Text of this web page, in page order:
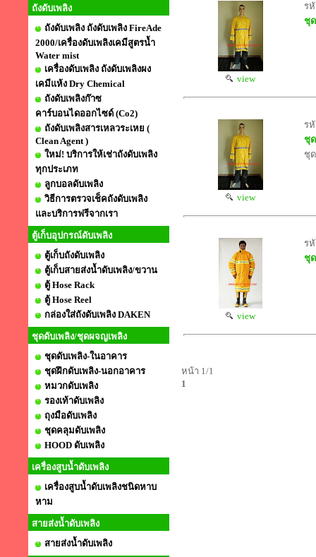
ถังดับเพลิง
ถังดับเพลิง ถังดับเพลิง FireAde
2000/เครื่องดับเพลิงเคมีสูตรน้ำ
Water mist
เครื่องดับเพลิง ถังดับเพลิงผง
เคมีแห้ง Dry Chemical
ถังดับเพลิงก๊าซ
คาร์บอนไดออกไซด์ (Co2)
ถังดับเพลิงสารเหลวระเหย (
Clean Agent )
ใหม่! บริการให้เช่าถังดับเพลิง
ทุกประเภท
ลูกบอลดับเพลิง
วิธีการตรวจเช็คถังดับเพลิง
และบริการฟรีจากเรา
ตู้เก็บอุปกรณ์ดับเพลิง
ตู้เก็บถังดับเพลิง
ตู้เก็บสายส่งน้ำดับเพลิง/ขวาน
ตู้ Hose Rack
ตู้ Hose Reel
กล่องใส่ถังดับเพลิง DAKEN
ชุดดับเพลิง/ชุดผจญเพลิง
ชุดดับเพลิง-ในอาคาร
ชุดฝึกดับเพลิง-นอกอาคาร
หมวกดับเพลิง
รองเท้าดับเพลิง
ถุงมือดับเพลิง
ชุดคลุมดับเพลิง
HOOD ดับเพลิง
เครื่องสูบน้ำดับเพลิง
เครื่องสูบน้ำดับเพลิงชนิดหาบ
หาม
สายส่งน้ำดับเพลิง
สายส่งน้ำดับเพลิง
view
รหั
ชุ
view
รหั
ชุ
ชุ
view
รหั
ชุ
หน้า 1/1
1